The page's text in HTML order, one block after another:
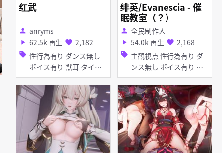
红武
person anryms
play_arrow 62.5k 再生 favorite 2,182
sell 性行為有り ダンス無し
ボイス有り 獣耳 タイ
ツ・ストッキング
绯英/Evanescia - 催
眠教室（？）
person 全民制作人
play_arrow 54.0k 再生 favorite 2,168
sell 主観視点 性行為有り ダ
ンス無し ボイス有り タ
イツ・ストッキング アナ
ル責め アヘ顔 口内射精
ディープスロート フェラ
輪姦